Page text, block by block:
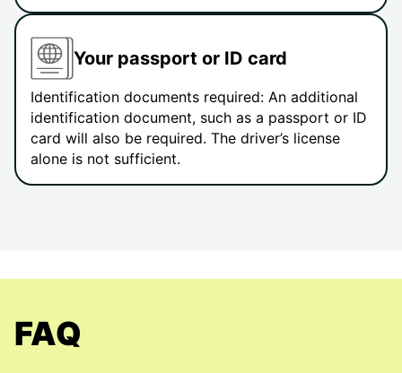
Your passport or ID card
Identification documents required: An additional
identification document, such as a passport or ID
card will also be required. The driver’s license
alone is not sufficient.
FAQ